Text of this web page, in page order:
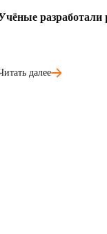
разработали
далее